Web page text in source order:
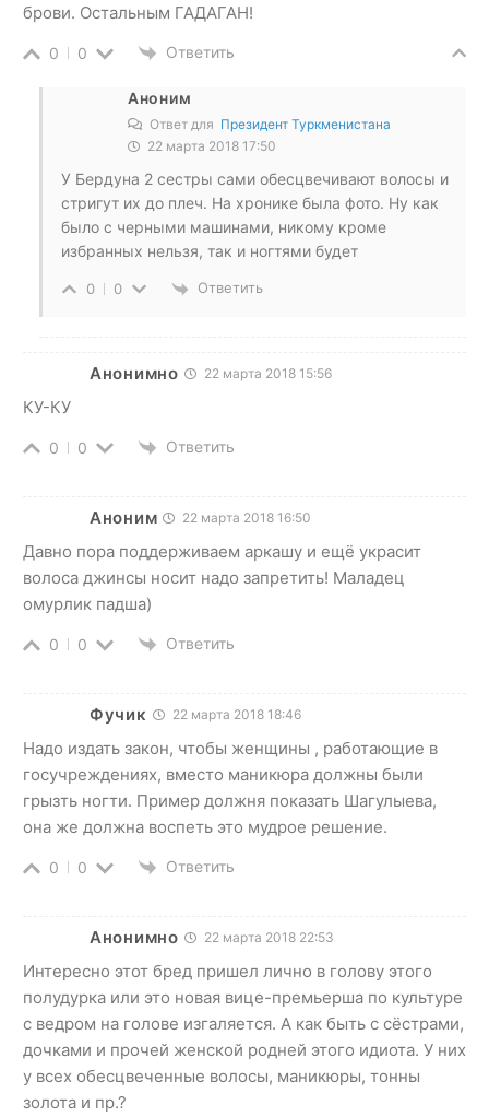
брови. Остальным ГАДАГАН!
0 0 Ответить
Аноним
Ответ для Президент Туркменистана
22 марта 2018 17:50
У Бердуна 2 сестры сами обесцвечивают волосы и
стригут их до плеч. На хронике была фото. Ну как
было с черными машинами, никому кроме
избранных нельзя, так и ногтями будет
0 0 Ответить
Анонимно 22 марта 2018 15:56
КУ-КУ
0 0 Ответить
Аноним 22 марта 2018 16:50
Давно пора поддерживаем аркашу и ещё украсит
волоса джинсы носит надо запретить! Маладец
омурлик падша)
0 0 Ответить
Фучик 22 марта 2018 18:46
Надо издать закон, чтобы женщины , работающие в
госучреждениях, вместо маникюра должны были
грызть ногти. Пример должня показать Шагулыева,
она же должна воспеть это мудрое решение.
0 0 Ответить
Анонимно 22 марта 2018 22:53
Интересно этот бред пришел лично в голову этого
полудурка или это новая вице-премьерша по культуре
с ведром на голове изгаляется. А как быть с сёстрами,
дочками и прочей женской родней этого идиота. У них
у всех обесцвеченные волосы, маникюры, тонны
золота и пр.?